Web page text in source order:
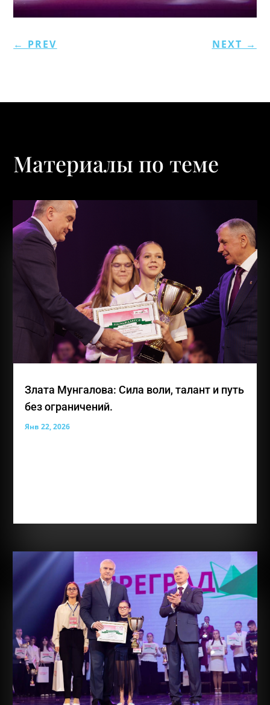
← PREV NEXT →
Материалы по теме
Злата Мунгалова: Сила воли, талант и путь
без ограничений.
Янв 22, 2026